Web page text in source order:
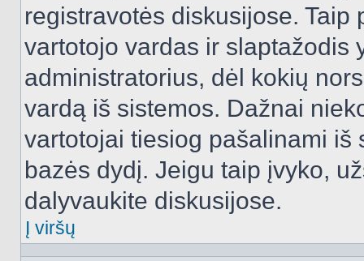
registravotės diskusijose.
vartotojo vardas ir slaptažodis
administratorius, dėl kokių
vardą iš sistemos. Dažnai
vartotojai tiesiog pašalinami iš
bazės dydį. Jeigu taip įvyko,
dalyvaukite diskusijose.
Į viršų